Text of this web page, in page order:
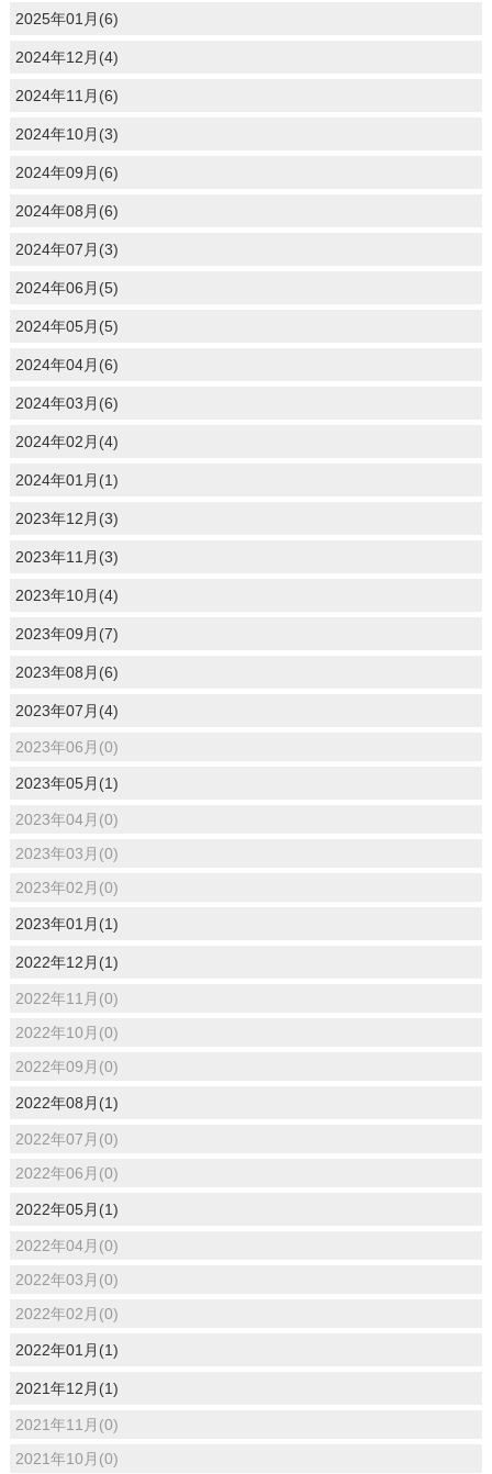
2025年01月(6)
2024年12月(4)
2024年11月(6)
2024年10月(3)
2024年09月(6)
2024年08月(6)
2024年07月(3)
2024年06月(5)
2024年05月(5)
2024年04月(6)
2024年03月(6)
2024年02月(4)
2024年01月(1)
2023年12月(3)
2023年11月(3)
2023年10月(4)
2023年09月(7)
2023年08月(6)
2023年07月(4)
2023年06月(0)
2023年05月(1)
2023年04月(0)
2023年03月(0)
2023年02月(0)
2023年01月(1)
2022年12月(1)
2022年11月(0)
2022年10月(0)
2022年09月(0)
2022年08月(1)
2022年07月(0)
2022年06月(0)
2022年05月(1)
2022年04月(0)
2022年03月(0)
2022年02月(0)
2022年01月(1)
2021年12月(1)
2021年11月(0)
2021年10月(0)